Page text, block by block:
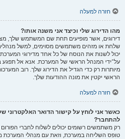
חזרה למעלה
מהו הדירוג שלי וכיצד אני משנה אותו?
דירוגים, אשר מופיעים תחת שם המשתמש שלך,
שלחת או מזהים משתמשים מסוימים, למשל מנהלים
יכול לשנות את הנוסח של כל אחד מדירוגי
על־ידי המנהל הראשי של המערכת. אנא אל תפגע
מיותרות רק כדי הגדיל את הדירוג שלך. רוב
הראשי יקטין את מונה ההודעות שלך.
חזרה למעלה
כאשר אני לוחץ על קישור הדואר
להתחבר?
רק משתמשים רשומים יכולים לשלוח לחברי
טופס השליחה במערכת, וזאת עם מנהלי המערכת